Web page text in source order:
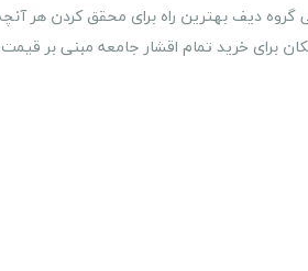
دیف بهترین راه برای محقق کردن هر
برای خرید تمام اقشار جامعه مبنی بر